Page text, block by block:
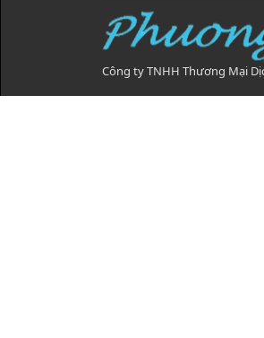
Công ty TNHH Thương Mại